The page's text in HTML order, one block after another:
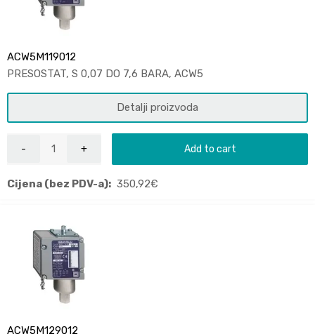
ACW5M119012
PRESOSTAT, S 0,07 DO 7,6 BARA, ACW5
Detalji proizvoda
Add to cart
Cijena (bez PDV-a): 350,92€
ACW5M129012